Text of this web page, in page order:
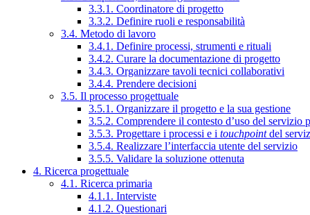
3.3.1. Coordinatore di progetto
3.3.2. Definire ruoli e responsabilità
3.4. Metodo di lavoro
3.4.1. Definire processi, strumenti e rituali
3.4.2. Curare la documentazione di progetto
3.4.3. Organizzare tavoli tecnici collaborativi
3.4.4. Prendere decisioni
3.5. Il processo progettuale
3.5.1. Organizzare il progetto e la sua gestione
3.5.2. Comprendere il contesto d’uso del servizio
3.5.3. Progettare i processi e i touchpointdel
3.5.4. Realizzare l’interfaccia utente del servizio
3.5.5. Validare la soluzione ottenuta
4. Ricerca progettuale
4.1. Ricerca primaria
4.1.1. Interviste
4.1.2. Questionari